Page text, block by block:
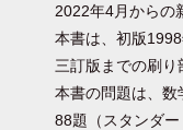
2022年4月からの
本書は、初版
三訂版までの刷り
本書の問題は、
88題（スタンダー